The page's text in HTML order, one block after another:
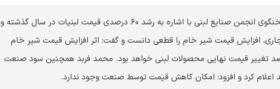
اقتصادایرانی: سخنگوی انجمن صنایع لبنی با اشاره به رشد ۶۰ درصدی قیمت لبنیات در سال گذشته و
جاری، افزایش قیمت شیر خام را قطعی دانست و گفت: اثر افزایش قیمت شیر خام
حدود ۶۵ درصد تغییر قیمت نهایی محصولات لبنی خواهد بود. محمد فربد همچنین سود صنعت